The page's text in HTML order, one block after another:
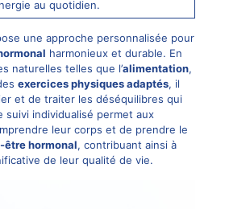
au quotidien.
une approche personnalisée pour
harmonieux et durable. En
naturelles telles que l’alimentation,
exercices physiques adaptés, il
et de traiter les déséquilibres qui
suivi individualisé permet aux
leur corps et de prendre le
être hormonal, contribuant ainsi à
de leur qualité de vie.